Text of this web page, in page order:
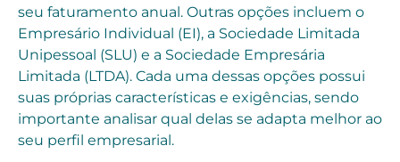
seu faturamento anual. Outras opções incluem o
Empresário Individual (EI), a Sociedade Limitada
Unipessoal (SLU) e a Sociedade Empresária
Limitada (LTDA). Cada uma dessas opções possui
suas próprias características e exigências, sendo
importante analisar qual delas se adapta melhor ao
seu perfil empresarial.